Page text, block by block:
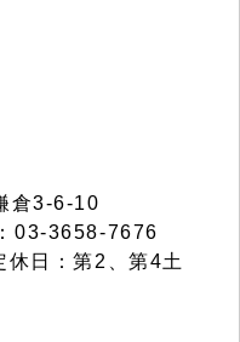
倉3-6-10
03-3658-7676
日：第2、第4土